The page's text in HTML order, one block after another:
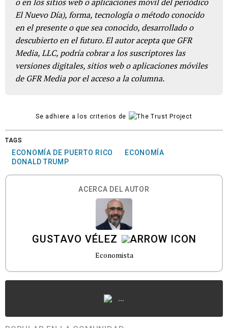
El Nuevo Día), forma, tecnología o método conocido
en el presente o que sea conocido, desarrollado o
descubierto en el futuro. El autor acepta que GFR
Media, LLC, podría cobrar a los suscriptores las
versiones digitales, sitios web o aplicaciones móviles
de GFR Media por el acceso a la columna.
Se adhiere a los criterios de
TAGS
ECONOMÍA DE PUERTO RICO
ECONOMÍA
DONALD TRUMP
ACERCA DEL AUTOR
GUSTAVO VÉLEZ
Economista
...